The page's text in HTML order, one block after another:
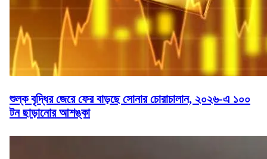
শুল্ক বৃদ্ধির জেরে ফের বাড়ছে সোনার চোরাচালান, ২০২৬-এ ১০০
টন ছাড়ানোর আশঙ্কা